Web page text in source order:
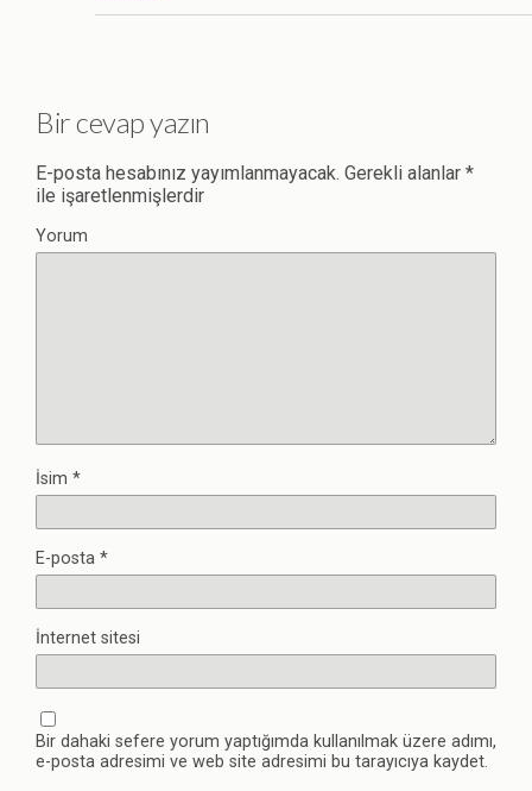
Bir cevap yazın
E-posta hesabınız yayımlanmayacak. Gerekli alanlar *
ile işaretlenmişlerdir
Yorum
İsim *
E-posta *
İnternet sitesi
Bir dahaki sefere yorum yaptığımda kullanılmak üzere adımı,
e-posta adresimi ve web site adresimi bu tarayıcıya kaydet.